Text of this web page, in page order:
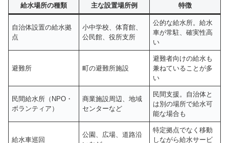
給水場所の種類 主な設置場所例 特徴
自治体設置の給水拠
点
小中学校、体育館、
公民館、役所支所
公的な給水所。給水
車が常駐、確実性高
い
避難所 町の避難所施設
避難者向けの給水も
兼ねていることが多
い
民間給水所（NPO・
ボランティア）
商業施設周辺、地域
センターなど
民間支援。自治体と
は別の場所で給水可
能な場合も
給水車巡回
公園、広場、道路沿
特定拠点でなく移動
しながら給水サービ